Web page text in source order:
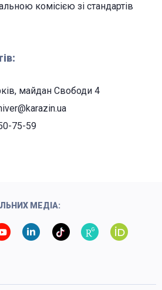
комісією зі стандартів
майдан Свободи 4
75-59
МЕДІА: